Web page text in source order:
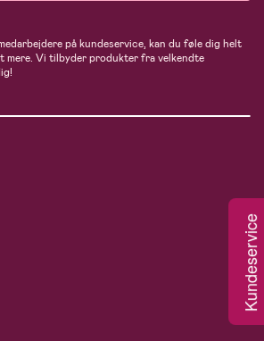
på kundeservice, kan du føle dig helt
mere. Vi tilbyder produkter fra velkendte
Kundeservice